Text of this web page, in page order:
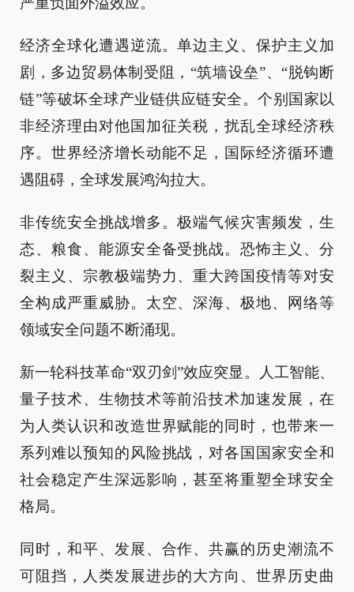
经济全球化遭遇逆流。单边主义、保护主义加
剧，多边贸易体制受阻，“筑墙设垒”、“脱钩断
链”等破坏全球产业链供应链安全。个别国家以
非经济理由对他国加征关税，扰乱全球经济秩
序。世界经济增长动能不足，国际经济循环遭
遇阻碍，全球发展鸿沟拉大。
非传统安全挑战增多。极端气候灾害频发，生
态、粮食、能源安全备受挑战。恐怖主义、分
裂主义、宗教极端势力、重大跨国疫情等对安
全构成严重威胁。太空、深海、极地、网络等
领域安全问题不断涌现。
新一轮科技革命“双刃剑”效应突显。人工智能、
量子技术、生物技术等前沿技术加速发展，在
为人类认识和改造世界赋能的同时，也带来一
系列难以预知的风险挑战，对各国国家安全和
社会稳定产生深远影响，甚至将重塑全球安全
格局。
同时，和平、发展、合作、共赢的历史潮流不
可阻挡，人类发展进步的大方向、世界历史曲